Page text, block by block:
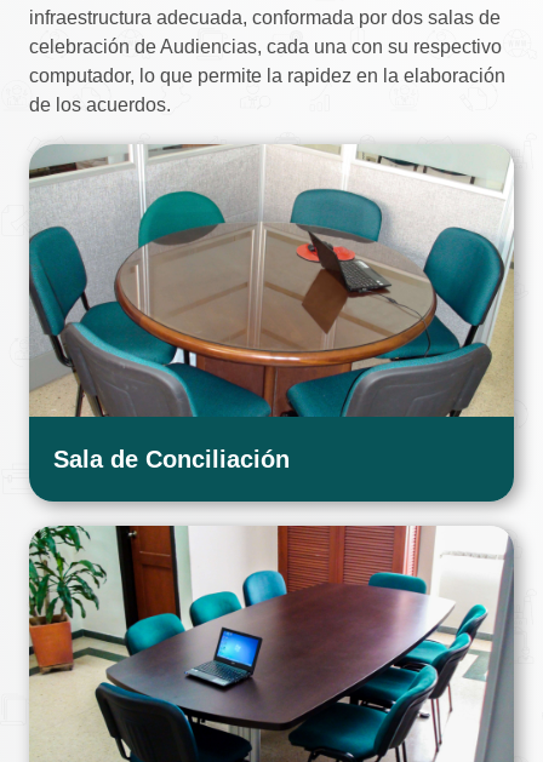
infraestructura adecuada, conformada por dos salas de
celebración de Audiencias, cada una con su respectivo
computador, lo que permite la rapidez en la elaboración
de los acuerdos.
Sala de Conciliación